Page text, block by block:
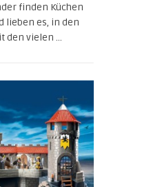
finden Küchen
lieben es, in den
den vielen ...